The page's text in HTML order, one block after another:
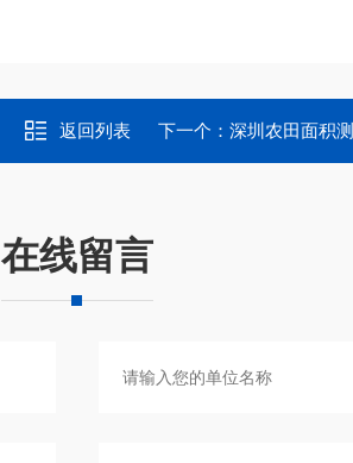
返回列表 下一个： 深圳农田面积测量
在线留言